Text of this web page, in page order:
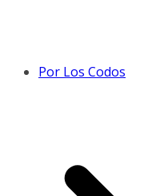
Por Los Codos